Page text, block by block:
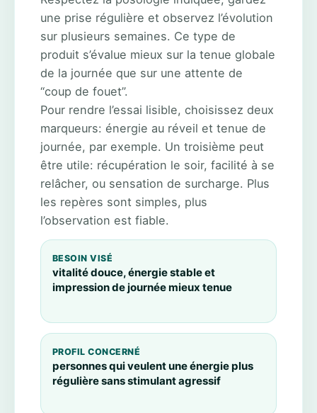
une prise régulière et observez l’évolution
sur plusieurs semaines. Ce type de
produit s’évalue mieux sur la tenue globale
de la journée que sur une attente de
“coup de fouet”.
Pour rendre l’essai lisible, choisissez deux
marqueurs: énergie au réveil et tenue de
journée, par exemple. Un troisième peut
être utile: récupération le soir, facilité à se
relâcher, ou sensation de surcharge. Plus
les repères sont simples, plus
l’observation est fiable.
BESOIN VISÉ
vitalité douce, énergie stable et
impression de journée mieux tenue
PROFIL CONCERNÉ
personnes qui veulent une énergie plus
régulière sans stimulant agressif